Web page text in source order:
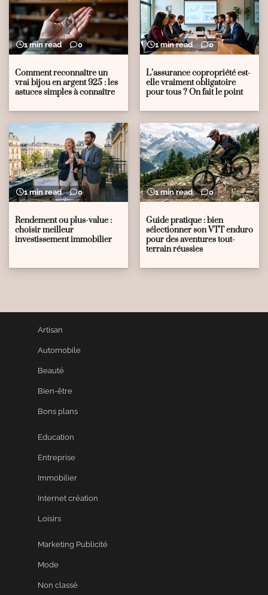
1 min read 0
Comment reconnaître un
vrai bijou en argent 925 : les
astuces simples à connaître
1 min read 0
L’assurance copropriété est-
elle vraiment obligatoire
pour tous ? On fait le point
1 min read 0
Rendement ou plus-value :
choisir meilleur
investissement immobilier
1 min read 0
Guide pratique : bien
sélectionner son VTT enduro
pour des aventures tout-
terrain réussies
Artisan
Automobile
Beauté
Bien-être
Bons plans
Education
Entreprise
Immobilier
Internet création
Loisirs
Marketing Publicité
Mode
Non classé